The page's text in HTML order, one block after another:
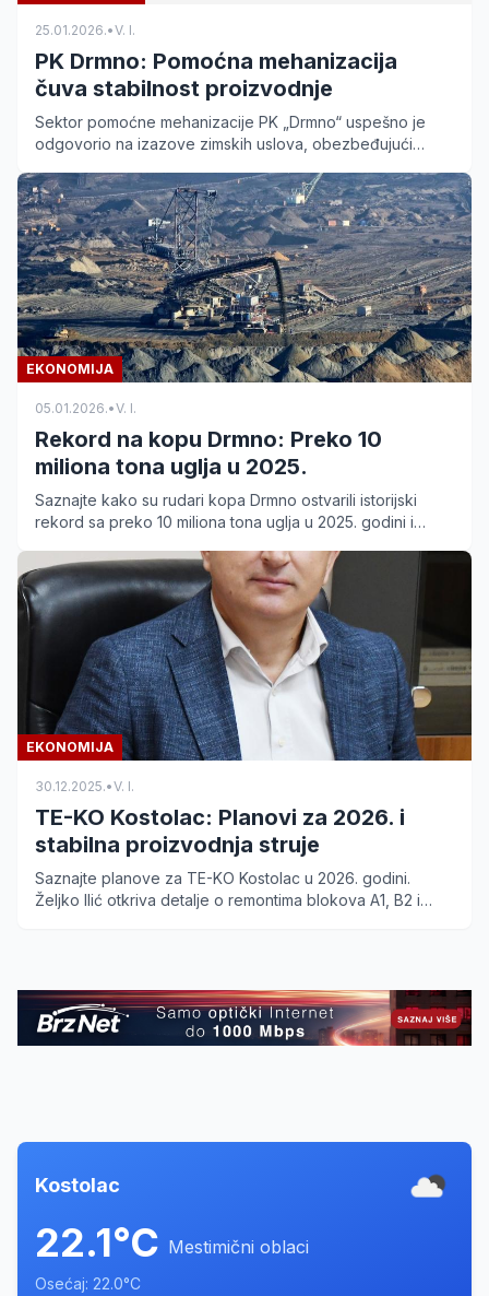
25.01.2026.•V. I.
PK Drmno: Pomoćna mehanizacija
čuva stabilnost proizvodnje
Sektor pomoćne mehanizacije PK „Drmno“ uspešno je
odgovorio na izazove zimskih uslova, obezbeđujući
područjima.
EKONOMIJA
05.01.2026.•V. I.
Rekord na kopu Drmno: Preko 10
miliona tona uglja u 2025.
Saznajte kako su rudari kopa Drmno ostvarili istorijski
rekord sa preko 10 miliona tona uglja u 2025. godini i
EKONOMIJA
30.12.2025.•V. I.
TE-KO Kostolac: Planovi za 2026. i
stabilna proizvodnja struje
Saznajte planove za TE-KO Kostolac u 2026. godini.
Željko Ilić otkriva detalje o remontima blokova A1, B2 i
Kostolac
22.1°C Mestimični oblaci
Osećaj: 22.0°C